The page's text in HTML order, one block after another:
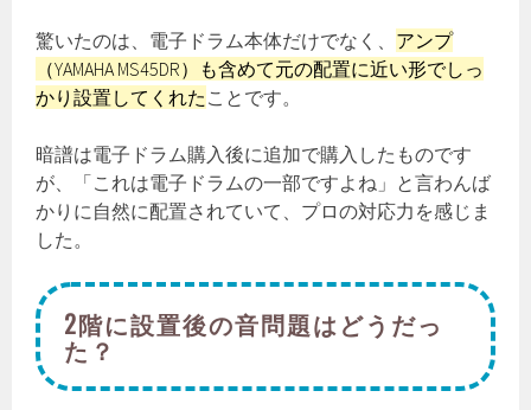
驚いたのは、電子ドラム本体だけでなく、 アンプ
（YAMAHA MS45DR）も含めて元の配置に近い形でしっ
かり設置してくれた ことです。
暗譜は電子ドラム購入後に追加で購入したものです
が、「これは電子ドラムの一部ですよね」と言わんば
かりに自然に配置されていて、プロの対応力を感じま
した。
2階に設置後の音問題はどうだっ
た？